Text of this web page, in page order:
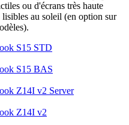
ou d'écrans très haute
au soleil (en option sur
S15 STD
S15 BAS
Z14I v2 Server
Z14I v2